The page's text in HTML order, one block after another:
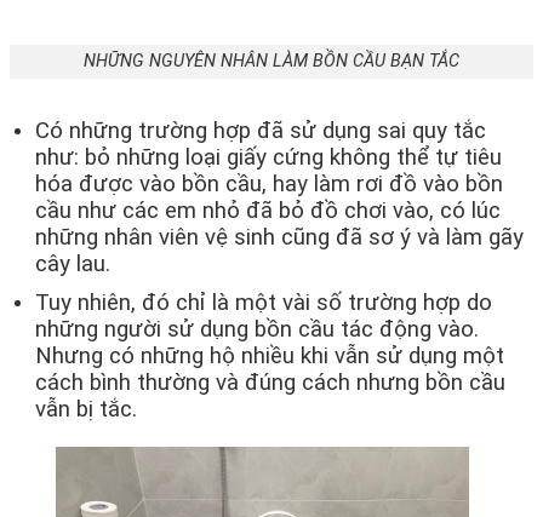
NHỮNG NGUYÊN NHÂN LÀM BỒN CẦU BẠN TẮC
Có những trường hợp đã sử dụng sai quy tắc
như: bỏ những loại giấy cứng không thể tự tiêu
hóa được vào bồn cầu, hay làm rơi đồ vào bồn
cầu như các em nhỏ đã bỏ đồ chơi vào, có lúc
những nhân viên vệ sinh cũng đã sơ ý và làm gãy
cây lau.
Tuy nhiên, đó chỉ là một vài số trường hợp do
những người sử dụng bồn cầu tác động vào.
Nhưng có những hộ nhiều khi vẫn sử dụng một
cách bình thường và đúng cách nhưng bồn cầu
vẫn bị tắc.